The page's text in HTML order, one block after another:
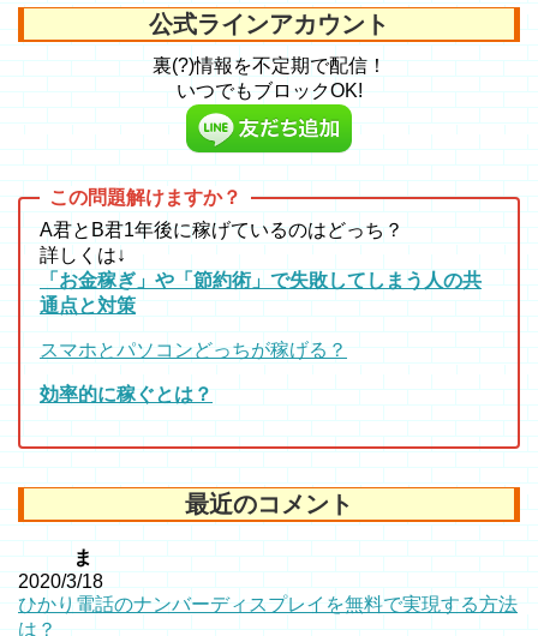
公式ラインアカウント
裏(?)情報を不定期で配信！
いつでもブロックOK!
A君とB君1年後に稼げているのはどっち？
詳しくは↓
「お金稼ぎ」や「節約術」で失敗してしまう人の共
通点と対策
スマホとパソコンどっちが稼げる？
効率的に稼ぐとは？
最近のコメント
ま
2020/3/18
ひかり電話のナンバーディスプレイを無料で実現する方法
は？